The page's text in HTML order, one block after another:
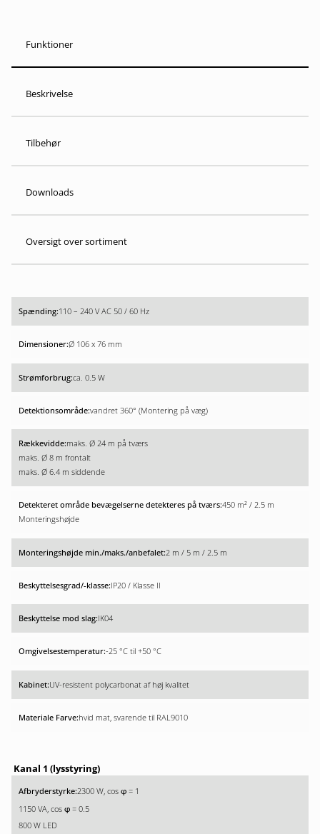
Funktioner
Beskrivelse
Tilbehør
Downloads
Oversigt over sortiment
110 – 240 V AC 50 / 60 Hz
Ø 106 x 76 mm
ca. 0.5 W
vandret 360° (Montering på væg)
maks. Ø 24 m på tværs
maks. Ø 8 m frontalt
maks. Ø 6.4 m siddende
450 m² / 2.5 m
Monteringshøjde
2 m / 5 m / 2.5 m
IP20 / Klasse II
IK04
-25 °C til +50 °C
UV-resistent polycarbonat af høj kvalitet
hvid mat, svarende til RAL9010
Kanal 1 (lysstyring)
2300 W, cos φ = 1
1150 VA, cos φ = 0.5
800 W LED